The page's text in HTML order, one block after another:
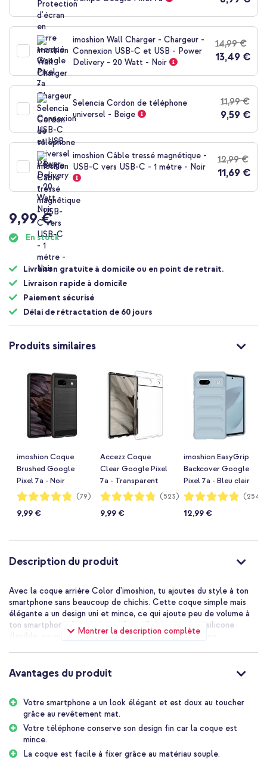
Galerie
d’images
imoshion Wall Charger - Chargeur -
Connexion USB-C et USB - Power
Delivery - 20 Watt - Noir
14,99 €
13,49 €
Selencia Cordon de téléphone
universel - Beige
11,99 €
9,59 €
imoshion Câble tressé magnétique -
USB-C vers USB-C - 1 mètre - Noir
12,99 €
11,69 €
9,99 €
En stock
Livraison gratuite à domicile ou en point de retrait.
Livraison rapide à domicile
Paiement sécurisé
Délai de rétractation de 60 jours
Produits similaires
imoshion Coque
Brushed Google
Pixel 7a - Noir
Notation:
96%
(79)
9,99 €
Accezz Coque
Clear Google Pixel
7a - Transparent
Notation:
96%
(523)
9,99 €
imoshion EasyGrip
Backcover Google
Pixel 7a - Bleu clair
Notation:
96%
(254)
12,99 €
Description du produit
Montrer la description complète
Avec la coque arrière Color d'imoshion, tu ajoutes du style à ton
smartphone sans beaucoup de chichis. Cette coque simple mais
élégante a un design uni et mince, ce qui ajoute peu de volume à
ton smartphone. La coque est faite d'un matériau en silicone
flexible, ce qui la rend facile à fixer sur ton smartphone.
Protection quotidienne de ton smartphone
protection quotidienne de ton smartphone. La coque est
flexible, la coque est facile à fixer et s'adapte parfaitement à ton
appareil.
Apparence élégante
Comme la coque est finie avec un revêtement mat, ton téléphone
a un look élégant. La coque est agréable au toucher et offre
Avantages du produit
Votre smartphone a un look élégant et est doux au toucher
grâce au revêtement mat.
Votre téléphone conserve son design fin car la coque est
mince.
La coque est facile à fixer grâce au matériau souple.